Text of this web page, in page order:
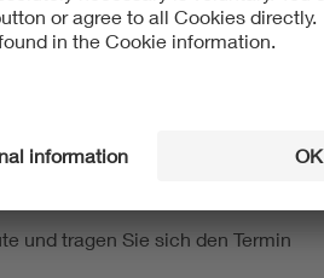
in Berlin:
Nachfrage an Hotelzimmern zu
Ihnen, dies frühzeitig in Ihrer
und tragen Sie sich den Termin